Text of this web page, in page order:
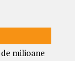
milioane